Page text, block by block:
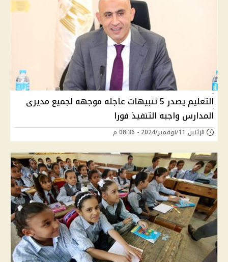
التعليم يصدر 5 تنبيهات عاجله موجهه لجميع مديرى
المدارس واجبه التنفيذ فورا
الإثنين 11/نوفمبر/2024 - 08:36 م